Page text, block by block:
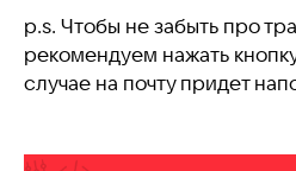
p.s. Чтобы не забыть про
рекомендуем нажать
случае на почту придет